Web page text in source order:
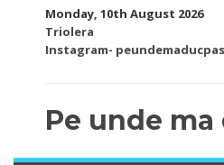
Monday, 10th August 2026
Triolera
Instagram-
Pe unde